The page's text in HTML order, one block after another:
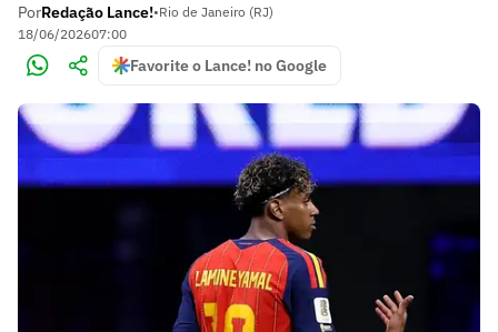
PorRedação Lance!•Rio de Janeiro (RJ)
18/06/202607:00
Favorite o Lance! no Google